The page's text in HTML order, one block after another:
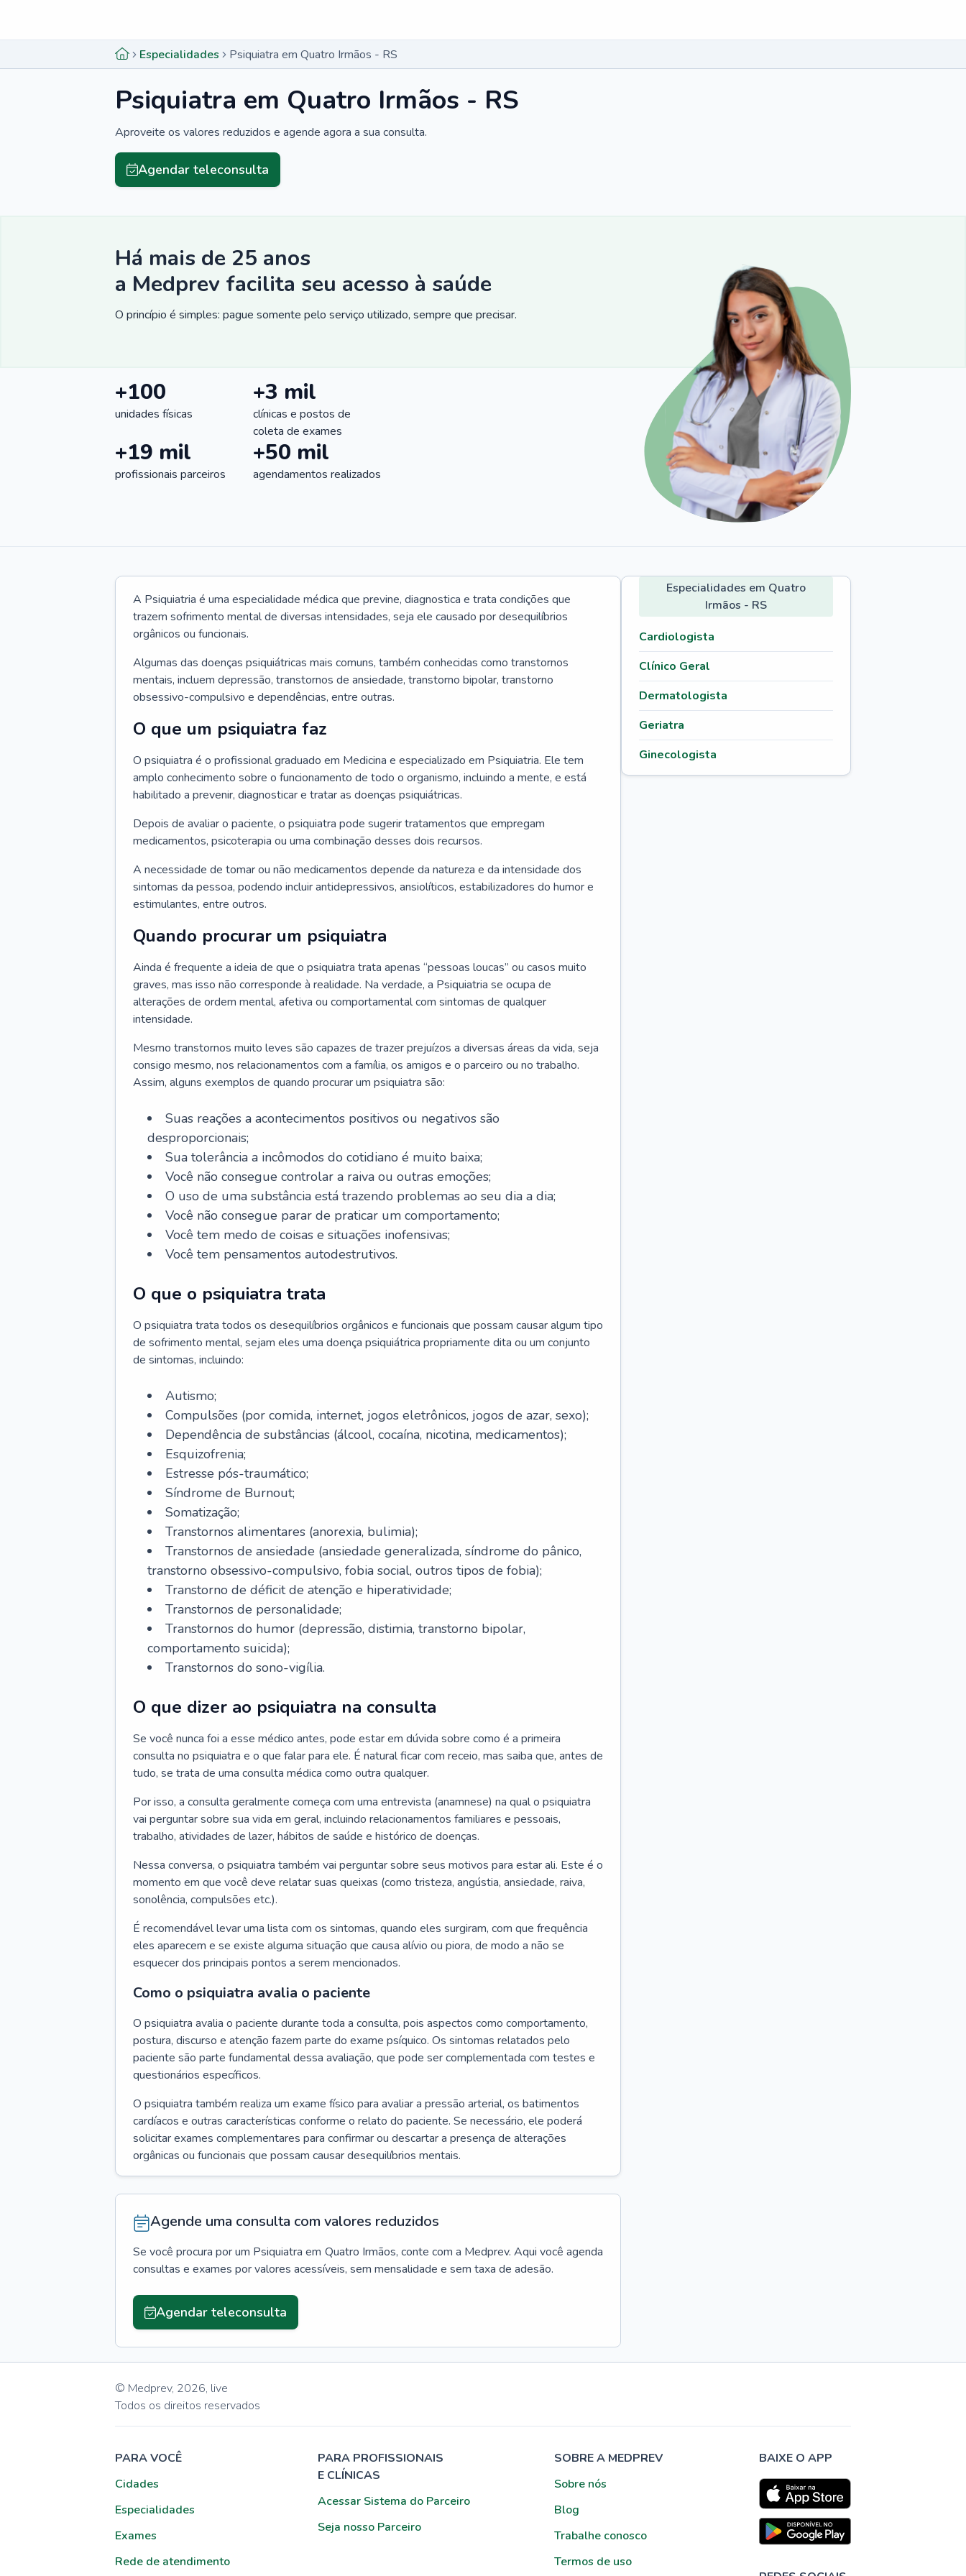
Especialidades Psiquiatra em Quatro Irmãos - RS
Psiquiatra em Quatro Irmãos - RS
Aproveite os valores reduzidos e agende agora a sua consulta.
Agendar teleconsulta
Há mais de 25 anos
a Medprev facilita seu acesso à saúde
O princípio é simples: pague somente pelo serviço utilizado, sempre que precisar.
+100
unidades físicas
+3 mil
clínicas e postos de
coleta de exames
+19 mil
profissionais parceiros
+50 mil
agendamentos realizados
A Psiquiatria é uma especialidade médica que previne, diagnostica e trata condições que
trazem sofrimento mental de diversas intensidades, seja ele causado por desequilíbrios
orgânicos ou funcionais.
Algumas das doenças psiquiátricas mais comuns, também conhecidas como transtornos
mentais, incluem depressão, transtornos de ansiedade, transtorno bipolar, transtorno
obsessivo-compulsivo e dependências, entre outras.
O que um psiquiatra faz
O psiquiatra é o profissional graduado em Medicina e especializado em Psiquiatria. Ele tem
amplo conhecimento sobre o funcionamento de todo o organismo, incluindo a mente, e está
habilitado a prevenir, diagnosticar e tratar as doenças psiquiátricas.
Depois de avaliar o paciente, o psiquiatra pode sugerir tratamentos que empregam
medicamentos, psicoterapia ou uma combinação desses dois recursos.
A necessidade de tomar ou não medicamentos depende da natureza e da intensidade dos
sintomas da pessoa, podendo incluir antidepressivos, ansiolíticos, estabilizadores do humor e
estimulantes, entre outros.
Quando procurar um psiquiatra
Ainda é frequente a ideia de que o psiquiatra trata apenas “pessoas loucas” ou casos muito
graves, mas isso não corresponde à realidade. Na verdade, a Psiquiatria se ocupa de
alterações de ordem mental, afetiva ou comportamental com sintomas de qualquer
intensidade.
Mesmo transtornos muito leves são capazes de trazer prejuízos a diversas áreas da vida, seja
consigo mesmo, nos relacionamentos com a família, os amigos e o parceiro ou no trabalho.
Assim, alguns exemplos de quando procurar um psiquiatra são:
Suas reações a acontecimentos positivos ou negativos são
desproporcionais;
Sua tolerância a incômodos do cotidiano é muito baixa;
Você não consegue controlar a raiva ou outras emoções;
O uso de uma substância está trazendo problemas ao seu dia a dia;
Você não consegue parar de praticar um comportamento;
Você tem medo de coisas e situações inofensivas;
Você tem pensamentos autodestrutivos.
O que o psiquiatra trata
O psiquiatra trata todos os desequilíbrios orgânicos e funcionais que possam causar algum tipo
de sofrimento mental, sejam eles uma doença psiquiátrica propriamente dita ou um conjunto
de sintomas, incluindo:
Autismo;
Compulsões (por comida, internet, jogos eletrônicos, jogos de azar, sexo);
Dependência de substâncias (álcool, cocaína, nicotina, medicamentos);
Esquizofrenia;
Estresse pós-traumático;
Síndrome de Burnout;
Somatização;
Transtornos alimentares (anorexia, bulimia);
Transtornos de ansiedade (ansiedade generalizada, síndrome do pânico,
transtorno obsessivo-compulsivo, fobia social, outros tipos de fobia);
Transtorno de déficit de atenção e hiperatividade;
Transtornos de personalidade;
Transtornos do humor (depressão, distimia, transtorno bipolar,
comportamento suicida);
Transtornos do sono-vigília.
O que dizer ao psiquiatra na consulta
Se você nunca foi a esse médico antes, pode estar em dúvida sobre como é a primeira
consulta no psiquiatra e o que falar para ele. É natural ficar com receio, mas saiba que, antes de
tudo, se trata de uma consulta médica como outra qualquer.
Por isso, a consulta geralmente começa com uma entrevista (anamnese) na qual o psiquiatra
vai perguntar sobre sua vida em geral, incluindo relacionamentos familiares e pessoais,
trabalho, atividades de lazer, hábitos de saúde e histórico de doenças.
Nessa conversa, o psiquiatra também vai perguntar sobre seus motivos para estar ali. Este é o
momento em que você deve relatar suas queixas (como tristeza, angústia, ansiedade, raiva,
sonolência, compulsões etc.).
É recomendável levar uma lista com os sintomas, quando eles surgiram, com que frequência
eles aparecem e se existe alguma situação que causa alívio ou piora, de modo a não se
esquecer dos principais pontos a serem mencionados.
Como o psiquiatra avalia o paciente
O psiquiatra avalia o paciente durante toda a consulta, pois aspectos como comportamento,
postura, discurso e atenção fazem parte do exame psíquico. Os sintomas relatados pelo
paciente são parte fundamental dessa avaliação, que pode ser complementada com testes e
questionários específicos.
O psiquiatra também realiza um exame físico para avaliar a pressão arterial, os batimentos
cardíacos e outras características conforme o relato do paciente. Se necessário, ele poderá
solicitar exames complementares para confirmar ou descartar a presença de alterações
orgânicas ou funcionais que possam causar desequilíbrios mentais.
Agende uma consulta com valores reduzidos
Se você procura por um Psiquiatra em Quatro Irmãos, conte com a Medprev. Aqui você agenda
consultas e exames por valores acessíveis, sem mensalidade e sem taxa de adesão.
Agendar teleconsulta
Especialidades em Quatro
Irmãos - RS
Cardiologista
Clínico Geral
Dermatologista
Geriatra
Ginecologista
© Medprev, 2026, live
Todos os direitos reservados
PARA VOCÊ
Cidades
Especialidades
Exames
Rede de atendimento
PARA PROFISSIONAIS
E CLÍNICAS
Acessar Sistema do Parceiro
Seja nosso Parceiro
SOBRE A MEDPREV
Sobre nós
Blog
Trabalhe conosco
Termos de uso
BAIXE O APP